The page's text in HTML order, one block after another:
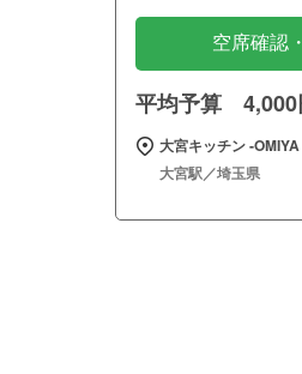
空席確認
平均予算 4,000
大宮キッチン
大宮駅／埼玉県